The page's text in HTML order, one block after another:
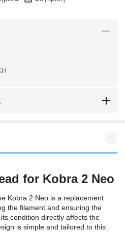
for Kobra 2 Neo
Kobra 2 Neo is a replacement
the filament and ensuring the
condition directly affects the
is simple and tailored to this